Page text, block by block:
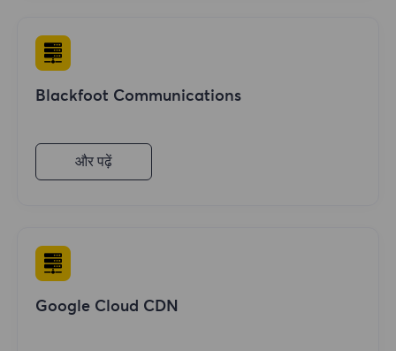
Blackfoot Communications
और पढ़ें
Google Cloud CDN